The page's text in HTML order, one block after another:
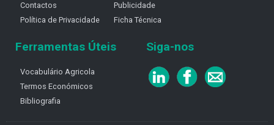
Contactos
Política de Privacidade
Publicidade
Ficha Técnica
Ferramentas Úteis
Vocabulário Agricola
Termos Económicos
Bibliografia
Siga-nos